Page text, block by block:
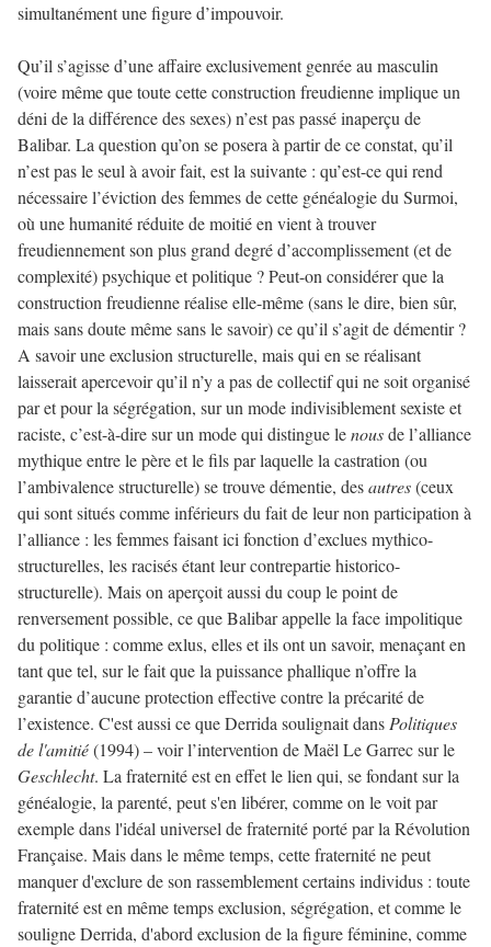
simultanément une figure d’impouvoir.
Qu’il s’agisse d’une affaire exclusivement genrée au masculin
(voire même que toute cette construction freudienne implique un
déni de la différence des sexes) n’est pas passé inaperçu de
Balibar. La question qu’on se posera à partir de ce constat, qu’il
n’est pas le seul à avoir fait, est la suivante : qu’est-ce qui rend
nécessaire l’éviction des femmes de cette généalogie du Surmoi,
où une humanité réduite de moitié en vient à trouver
freudiennement son plus grand degré d’accomplissement (et de
complexité) psychique et politique ? Peut-on considérer que la
construction freudienne réalise elle-même (sans le dire, bien sûr,
mais sans doute même sans le savoir) ce qu’il s’agit de démentir ?
A savoir une exclusion structurelle, mais qui en se réalisant
laisserait apercevoir qu’il n’y a pas de collectif qui ne soit organisé
par et pour la ségrégation, sur un mode indivisiblement sexiste et
raciste, c’est-à-dire sur un mode qui distingue lenousde l’alliance
mythique entre le père et le fils par laquelle la castration (ou
l’ambivalence structurelle) se trouve démentie, desautres(ceux
qui sont situés comme inférieurs du fait de leur non participation à
l’alliance : les femmes faisant ici fonction d’exclues mythico-
structurelles, les racisés étant leur contrepartie historico-
structurelle). Mais on aperçoit aussi du coup le point de
renversement possible, ce que Balibar appelle la face impolitique
du politique : comme exlus, elles et ils ont un savoir, menaçant en
tant que tel, sur le fait que la puissance phallique n’offre la
garantie d’aucune protection effective contre la précarité de
l’existence. C'est aussi ce que Derrida soulignait dans Politiques
de l'amitié(1994) – voir l’intervention de Maël Le Garrec sur le
Geschlecht. La fraternité est en effet le lien qui, se fondant sur la
généalogie, la parenté, peut s'en libérer, comme on le voit par
exemple dans l'idéal universel de fraternité porté par la Révolution
Française. Mais dans le même temps, cette fraternité ne peut
manquer d'exclure de son rassemblement certains individus : toute
fraternité est en même temps exclusion, ségrégation, et comme le
souligne Derrida, d'abord exclusion de la figure féminine, comme